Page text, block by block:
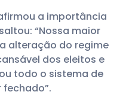
a importância
“Nossa maior
alteração do regime
dos eleitos e
todo o sistema de